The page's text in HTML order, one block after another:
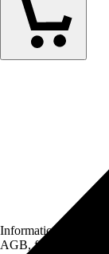
Informationen des
AGB, finden Sie bei